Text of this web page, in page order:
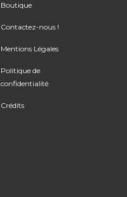
Boutique
Contactez-nous !
Mentions Légales
Politique de
confidentialité
Crédits